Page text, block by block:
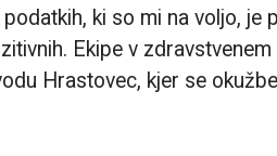
ki so mi na voljo, je
Ekipe v
Hrastovec, kjer se